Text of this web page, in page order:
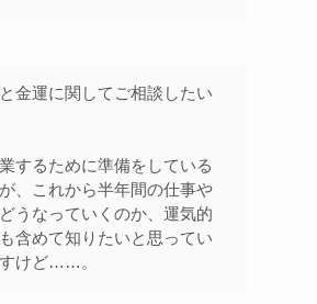
金運に関してご相談したい
するために準備をしている
、これから半年間の仕事や
うなっていくのか、運気的
含めて知りたいと思ってい
けど……。